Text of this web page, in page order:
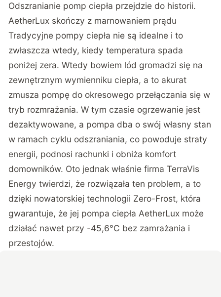
Odszranianie pomp ciepła przejdzie do historii.
AetherLux skończy z marnowaniem prądu
Tradycyjne pompy ciepła nie są idealne i to
zwłaszcza wtedy, kiedy temperatura spada
poniżej zera. Wtedy bowiem lód gromadzi się na
zewnętrznym wymienniku ciepła, a to akurat
zmusza pompę do okresowego przełączania się w
tryb rozmrażania. W tym czasie ogrzewanie jest
dezaktywowane, a pompa dba o swój własny stan
w ramach cyklu odszraniania, co powoduje straty
energii, podnosi rachunki i obniża komfort
domowników. Oto jednak właśnie firma TerraVis
Energy twierdzi, że rozwiązała ten problem, a to
dzięki nowatorskiej technologii Zero-Frost, która
gwarantuje, że jej pompa ciepła AetherLux może
działać nawet przy -45,6°C bez zamrażania i
przestojów.